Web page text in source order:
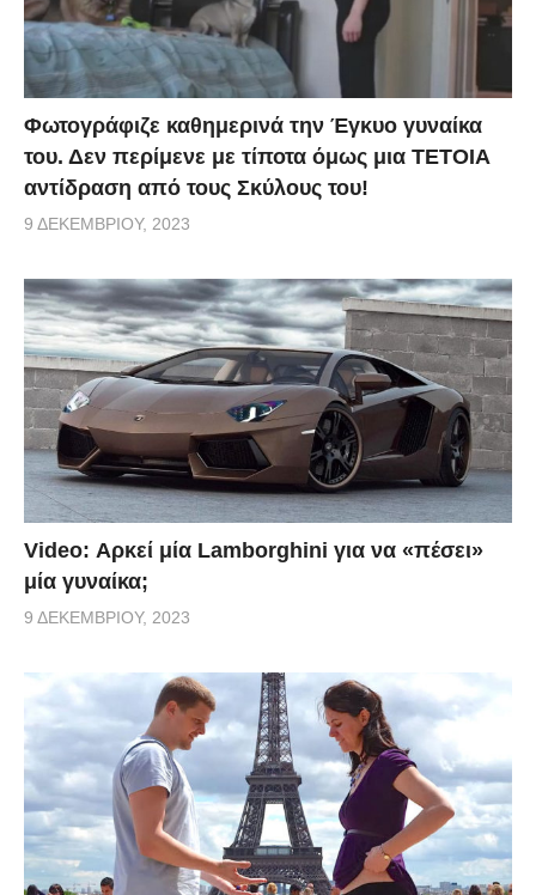
Φωτογράφιζε καθημερινά την Έγκυο γυναίκα
του. Δεν περίμενε με τίποτα όμως μια ΤΕΤΟΙΑ
αντίδραση από τους Σκύλους του!
9 ΔΕΚΕΜΒΡΊΟΥ, 2023
Video: Αρκεί μία Lamborghini για να «πέσει»
μία γυναίκα;
9 ΔΕΚΕΜΒΡΊΟΥ, 2023